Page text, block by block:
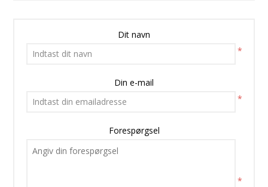
Dit navn
*
Din e-mail
*
Forespørgsel
*